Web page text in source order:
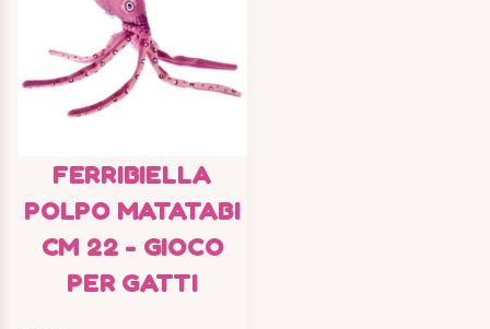
FERRIBIELLA
POLPO MATATABI
CM 22 - GIOCO
PER GATTI